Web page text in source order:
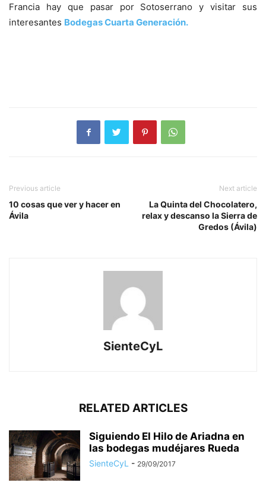
Francia hay que pasar por Sotoserrano y visitar sus
interesantes Bodegas Cuarta Generación.
Previous article
10 cosas que ver y hacer en
Ávila
Next article
La Quinta del Chocolatero,
relax y descanso la Sierra de
Gredos (Ávila)
SienteCyL
RELATED ARTICLES
Siguiendo El Hilo de Ariadna en
las bodegas mudéjares Rueda
SienteCyL - 29/09/2017